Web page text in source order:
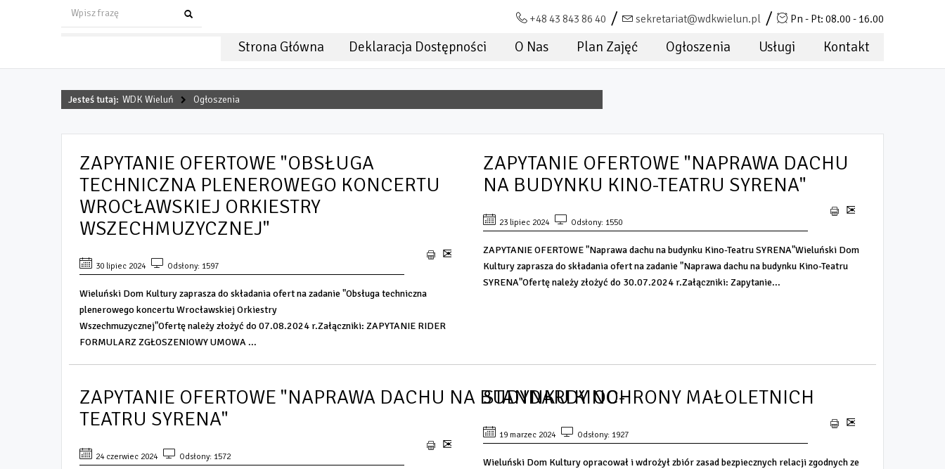
+48 43 843 86 40 sekretariat@wdkwielun.pl Pn - Pt: 08.00 - 16.00
Strona Główna Deklaracja Dostępności O Nas Plan Zajęć Ogłoszenia Usługi Kontakt
Jesteś tutaj: WDK Wieluń Ogłoszenia
ZAPYTANIE OFERTOWE "OBSŁUGA
TECHNICZNA PLENEROWEGO KONCERTU
WROCŁAWSKIEJ ORKIESTRY
WSZECHMUZYCZNEJ"
30 lipiec 2024 Odsłony: 1597
Wieluński Dom Kultury zaprasza do składania ofert na zadanie "Obsługa techniczna
plenerowego koncertu Wrocławskiej Orkiestry
Wszechmuzycznej"Ofertę należy złożyć do 07.08.2024 r.Załączniki: ZAPYTANIE RIDER
FORMULARZ ZGŁOSZENIOWY UMOWA ...
ZAPYTANIE OFERTOWE "NAPRAWA DACHU
NA BUDYNKU KINO-TEATRU SYRENA"
23 lipiec 2024 Odsłony: 1550
ZAPYTANIE OFERTOWE "Naprawa dachu na budynku Kino-Teatru SYRENA"Wieluński Dom
Kultury zaprasza do składania ofert na zadanie "Naprawa dachu na budynku Kino-Teatru
SYRENA"Ofertę należy złożyć do 30.07.2024 r.Załączniki: Zapytanie...
ZAPYTANIE OFERTOWE "NAPRAWA DACHU NA BUDYNKU KINO-
TEATRU SYRENA"
24 czerwiec 2024 Odsłony: 1572
STANDARDY OCHRONY MAŁOLETNICH
19 marzec 2024 Odsłony: 1927
Wieluński Dom Kultury opracował i wdrożył zbiór zasad bezpiecznych relacji zgodnych ze